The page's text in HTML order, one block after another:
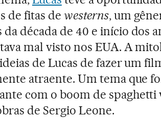
de fitas de westerns, um
década de 40 e início dos
mal visto nos EUA. A
de Lucas de fazer um
atraente. Um tema que
com o boom de spaghetti
de Sergio Leone.